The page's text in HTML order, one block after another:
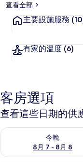
查看全部
主要設施服務
有家的溫度 (6)
客房選項
查看這些日期的供
今晚
8月 7 - 8月 8
查看今晚 (8月 7 - 8月 8)